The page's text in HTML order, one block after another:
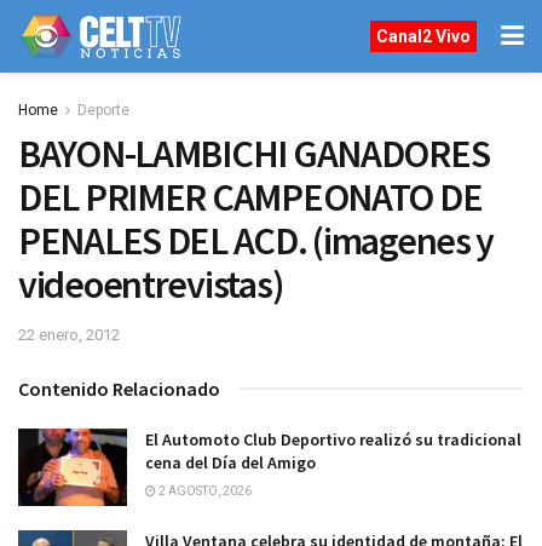
Canal2 Vivo
Home Deporte
BAYON-LAMBICHI GANADORES
DEL PRIMER CAMPEONATO DE
PENALES DEL ACD. (imagenes y
videoentrevistas)
22 enero, 2012
Contenido Relacionado
El Automoto Club Deportivo realizó su tradicional
cena del Día del Amigo
2 AGOSTO, 2026
Villa Ventana celebra su identidad de montaña: El